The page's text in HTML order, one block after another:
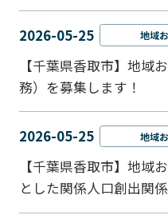
2026-05-25 地域
【千葉県香取市】地域
務）を募集します！
2026-05-25 地域
【千葉県香取市】地域
とした関係人口創出関